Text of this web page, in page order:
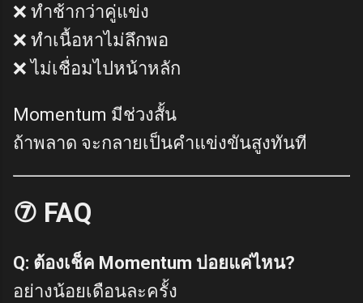
❌ ทำช้ากว่าคู่แข่ง
❌ ทำเนื้อหาไม่ลึกพอ
❌ ไม่เชื่อมไปหน้าหลัก
Momentum มีช่วงสั้น
ถ้าพลาด จะกลายเป็นคำแข่งขันสูงทันที
⑦ FAQ
Q: ต้องเช็ค Momentum บ่อยแค่ไหน?
อย่างน้อยเดือนละครั้ง